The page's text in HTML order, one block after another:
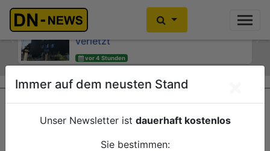
Rennradfahrer bei Verkehrsunfall auf
der L15 am Eifel-Resort schwer
verletzt
vor 4 Stunden
Zwei Verletzte nach Hausbrand am
"Wibbelrusch"
vor 4 Stunden
Düren
Polizei
Previous
Immer auf dem neusten Stand
Unser Newsletter ist dauerhaft kostenlos
Sie bestimmen: